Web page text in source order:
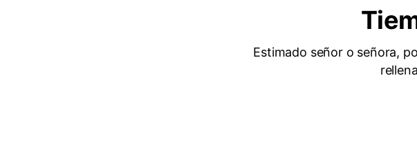
Estimado señor o señora,